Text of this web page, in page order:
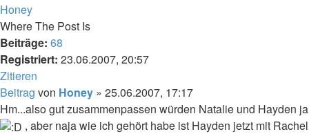
Honey
Where The Post Is
Beiträge: 68
Registriert: 23.06.2007, 20:57
Zitieren
Beitrag von Honey » 25.06.2007, 17:17
Hm...also gut zusammenpassen würden Natalie und Hayden ja
, aber naja wie ich gehört habe ist Hayden jetzt mit Rachel